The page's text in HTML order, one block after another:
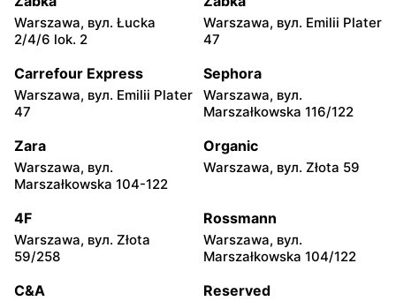
Żabka
35
Żabka
104
Żabka
Grzybowska 2
Żabka
Żabka
Chałubińskiego 8
Żabka
73
Żabka
Grzybowska 4
Żabka
41/43
Warszawa, вул. Łucka
2/4/6 lok. 2
Warszawa, вул. Emilii Plater
47
Carrefour Express
Warszawa, вул. Emilii Plater
47
Sephora
Warszawa, вул.
Marszałkowska 116/122
Zara
Warszawa, вул.
Marszałkowska 104-122
Organic
Warszawa, вул. Złota 59
4F
Warszawa, вул. Złota
59/258
Rossmann
Warszawa, вул.
Marszałkowska 104/122
C&A Reserved